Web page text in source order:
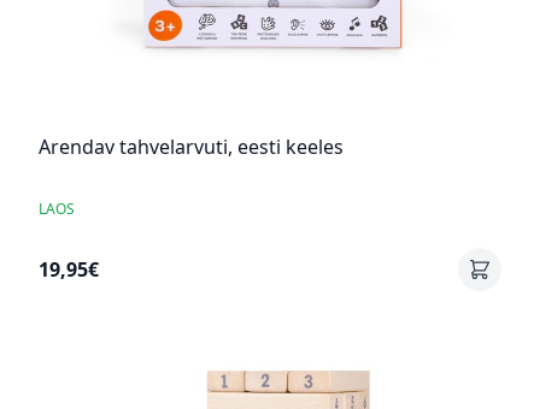
Arendav tahvelarvuti, eesti keeles
LAOS
19,95€